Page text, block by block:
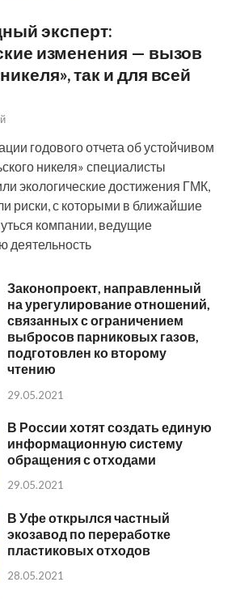
эксперт:
изменения — вызов
так и для всей
годового отчета об устойчивом
никеля» специалисты
экологические достижения ГМК,
риски, с которыми в ближайшие
компании, ведущие
деятельность
Законопроект, направленный
на урегулирование отношений,
связанных с ограничением
выбросов парниковых газов,
подготовлен ко второму
чтению
29.05.2021
В России хотят создать единую
информационную систему
обращения с отходами
29.05.2021
В Уфе открылся частный
экозавод по переработке
пластиковых отходов
28.05.2021